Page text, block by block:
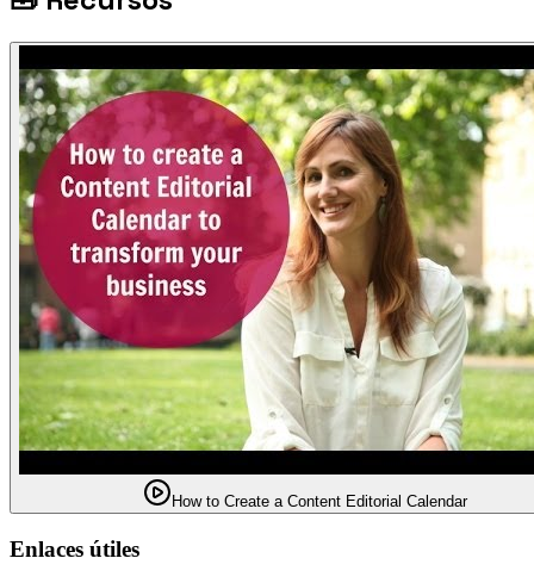
How to Create a Content Editorial Calendar
Enlaces útiles